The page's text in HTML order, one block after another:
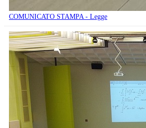
COMUNICATO STAMPA - Legge